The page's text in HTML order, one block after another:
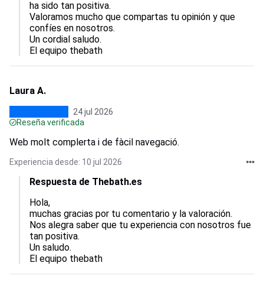
ha sido tan positiva.
Valoramos mucho que compartas tu opinión y que
confíes en nosotros.
Un cordial saludo.
El equipo thebath
Laura A.
24 jul 2026
Reseña verificada
Web molt complerta i de fàcil navegació.
Experiencia desde: 10 jul 2026
Respuesta de Thebath.es
Hola,
muchas gracias por tu comentario y la valoración.
Nos alegra saber que tu experiencia con nosotros fue
tan positiva.
Un saludo.
El equipo thebath